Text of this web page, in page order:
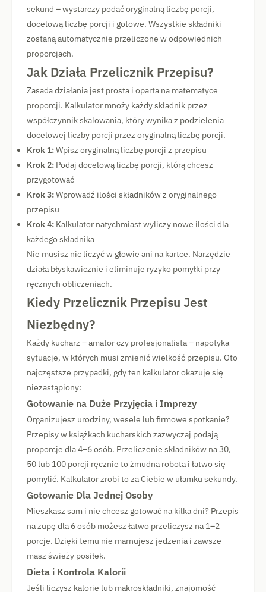
sekund – wystarczy podać oryginalną liczbę porcji,
docelową liczbę porcji i gotowe. Wszystkie składniki
zostaną automatycznie przeliczone w odpowiednich
proporcjach.
Jak Działa Przelicznik Przepisu?
Zasada działania jest prosta i oparta na matematyce
proporcji. Kalkulator mnoży każdy składnik przez
współczynnik skalowania, który wynika z podzielenia
docelowej liczby porcji przez oryginalną liczbę porcji.
Krok 1:Wpisz oryginalną liczbę porcji z przepisu
Krok 2: Podaj docelową liczbę porcji, którą chcesz
przygotować
Krok 3:Wprowadź ilości składników z oryginalnego
przepisu
Krok 4: Kalkulator natychmiast wyliczy nowe ilości dla
każdego składnika
Nie musisz nic liczyć w głowie ani na kartce. Narzędzie
działa błyskawicznie i eliminuje ryzyko pomyłki przy
ręcznych obliczeniach.
Kiedy Przelicznik Przepisu Jest
Niezbędny?
Każdy kucharz – amator czy profesjonalista – napotyka
sytuacje, w których musi zmienić wielkość przepisu. Oto
najczęstsze przypadki, gdy ten kalkulator okazuje się
niezastąpiony:
Gotowanie na Duże Przyjęcia i Imprezy
Organizujesz urodziny, wesele lub firmowe spotkanie?
Przepisy w książkach kucharskich zazwyczaj podają
proporcje dla 4–6 osób. Przeliczenie składników na 30,
50 lub 100 porcji ręcznie to żmudna robota i łatwo się
pomylić. Kalkulator zrobi to za Ciebie w ułamku sekundy.
Gotowanie Dla Jednej Osoby
Mieszkasz sam i nie chcesz gotować na kilka dni? Przepis
na zupę dla 6 osób możesz łatwo przeliczysz na 1–2
porcje. Dzięki temu nie marnujesz jedzenia i zawsze
masz świeży posiłek.
Dieta i Kontrola Kalorii
Jeśli liczysz kalorie lub makroskładniki, znajomość